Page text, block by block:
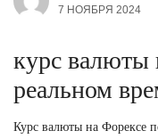
7 НОЯБРЯ 2024
курс валюты
реальном
Курс валюты на Форексе